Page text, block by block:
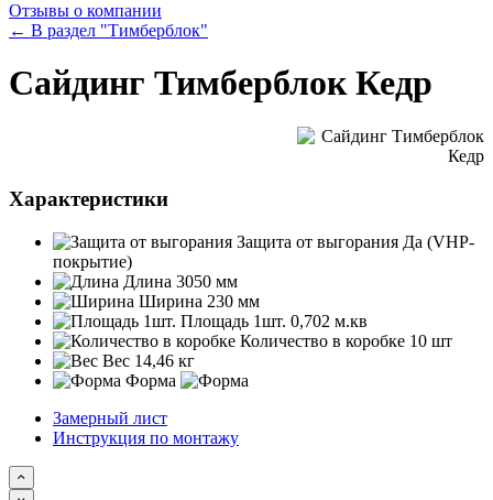
Отзывы о компании
← В раздел "Тимберблок"
Сайдинг Тимберблок Кедр
Характеристики
Защита от выгорания Да (VHP-
покрытие)
Длина 3050 мм
Ширина 230 мм
Площадь 1шт. 0,702 м.кв
Количество в коробке 10 шт
Вес 14,46 кг
Форма
Замерный лист
Инструкция по монтажу